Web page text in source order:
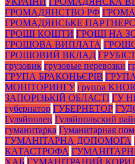
ГРОМАДЯНСТВО РФ
ГРОМАДЯНСЬКЕ
ГРОШІ КОШТИ ГРОШІ НА
ГРОШОВА ВИПЛАТА
ГРОШОВИЙ ВКЛАД
грузовик грузовые перевозки
ГРУПА БРАКОНЬЄРІВ
МОНІТОРИНГУ группа
ЗАПОРІЗЬКІЙ ОБЛАСТІ ГУ
губернатор ГУБЕРНЕТОР
Гуляйполец Гуляйпольский
гуманитарка Гуманитарная
ГУМАНІТАРНА ДОПОМОГА
КАТАСТРОФА
ХАБ ГУМАНІТРАНИЙ